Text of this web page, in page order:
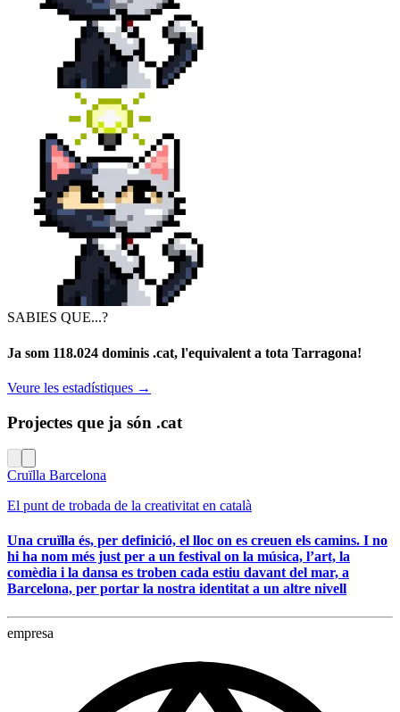
SABIES QUE...?
Ja som 118.024 dominis .cat, l'equivalent a tota Tarragona!
Veure les estadístiques →
Projectes que ja són .cat
Cruïlla Barcelona
El punt de trobada de la creativitat en català
Una cruïlla és, per definició, el lloc on es creuen els camins. I no
hi ha nom més just per a un festival on la música, l’art, la
comèdia i la dansa es troben cada estiu davant del mar, a
Barcelona, per portar la nostra identitat a un altre nivell
empresa